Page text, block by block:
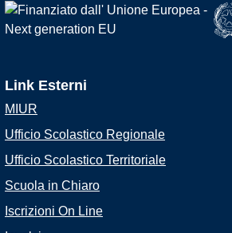
Link Esterni
MIUR
Ufficio Scolastico Regionale
Ufficio Scolastico Territoriale
Scuola in Chiaro
Iscrizioni On Line